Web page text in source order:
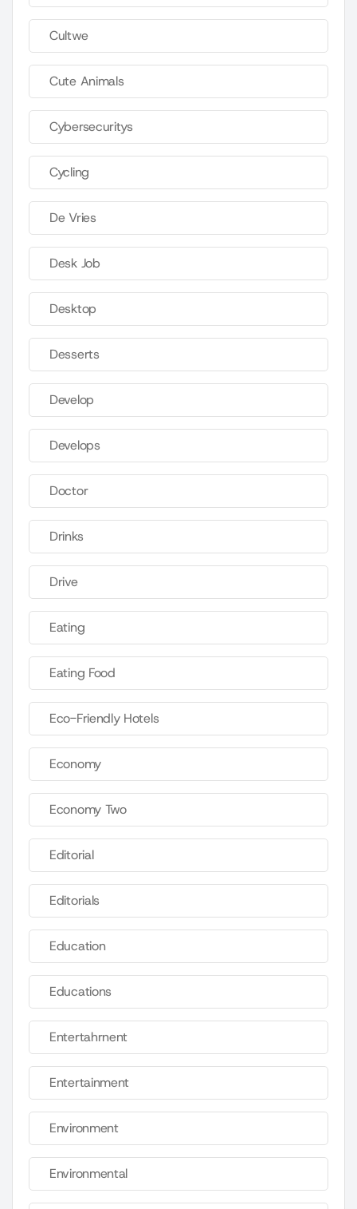
Cultwe
Cute Animals
Cybersecuritys
Cycling
De Vries
Desk Job
Desktop
Desserts
Develop
Develops
Doctor
Drinks
Drive
Eating
Eating Food
Eco-Friendly Hotels
Economy
Economy Two
Editorial
Editorials
Education
Educations
Entertahrnent
Entertainment
Environment
Environmental